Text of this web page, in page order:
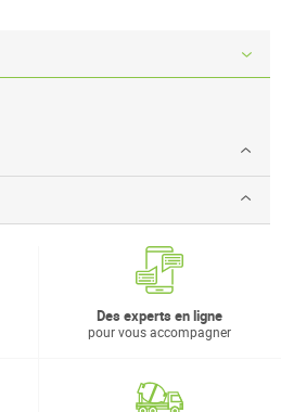
Des experts en ligne
pour vous accompagner